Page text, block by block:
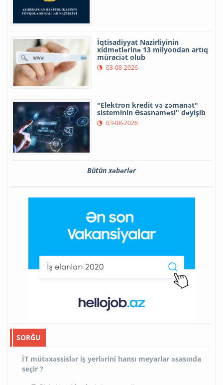
İqtisadiyyat Nazirliyinin
xidmətlərinə 13 milyondan artıq
müraciət olub
03-08-2026
"Elektron kredit və zəmanət"
sisteminin Əsasnaməsi" dəyişib
03-08-2026
Bütün xəbərlər
SORĞU
İT mütəxəssislər iş yerlərini hansı meyarlar əsasında
seçir ?